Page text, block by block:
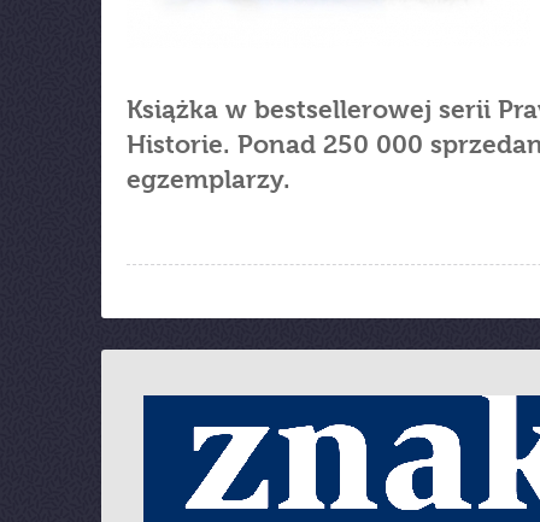
Książka w bestsellerowej serii
Historie. Ponad 250 000
egzemplarzy.